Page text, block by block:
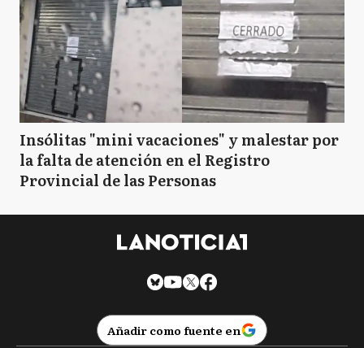
Insólitas "mini vacaciones" y malestar por
la falta de atención en el Registro
Provincial de las Personas
Añadir como fuente en